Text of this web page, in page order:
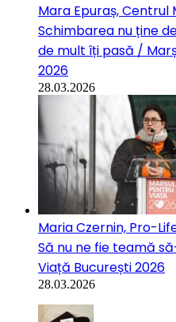
Mara Epuraș, Centrul
Schimbarea nu ține
de mult îți pasă /
2026
28.03.2026
Maria Czernin, Pro-
Să nu ne fie teamă
Viață București 2026
28.03.2026